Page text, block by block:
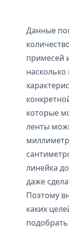
Данные
примесей
насколько
которые
ленты
линейка
даже
Поэтому
каких